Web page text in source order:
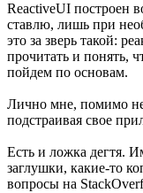
ReactiveUI построен
ставлю, лишь при
это за зверь такой:
прочитать и понять,
пойдем по основам.
Лично мне, помимо
подстраивая свое
Есть и ложка дегтя.
заглушки, какие-то
вопросы на